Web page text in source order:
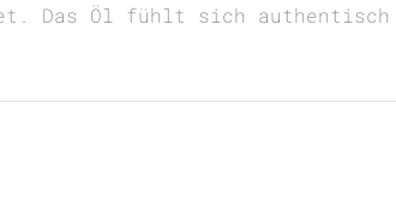
Das Öl fühlt sich